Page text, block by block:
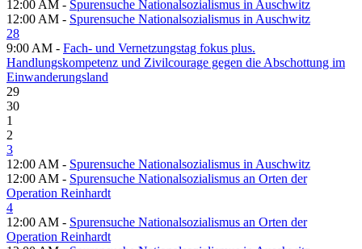
12:00 AM - Spurensuche Nationalsozialismus in Auschwitz
12:00 AM - Spurensuche Nationalsozialismus in Auschwitz
28
9:00 AM - Fach- und Vernetzungstag fokus plus.
Handlungskompetenz und Zivilcourage gegen die Abschottung im
Einwanderungsland
29
30
1
2
3
12:00 AM - Spurensuche Nationalsozialismus in Auschwitz
12:00 AM - Spurensuche Nationalsozialismus an Orten der
Operation Reinhardt
4
12:00 AM - Spurensuche Nationalsozialismus an Orten der
Operation Reinhardt